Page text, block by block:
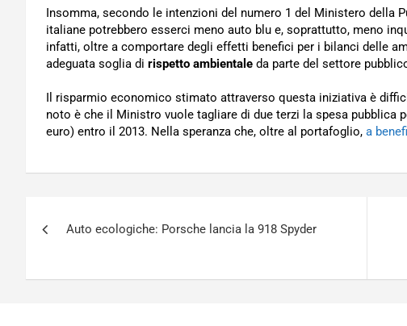
Insomma, secondo le intenzioni del numero 1 del Ministero della
italiane potrebbero esserci meno auto blu e, soprattutto, meno
infatti, oltre a comportare degli effetti benefici per i bilanci delle
adeguata soglia di rispetto ambientale da parte del settore
Il risparmio economico stimato attraverso questa iniziativa è
noto è che il Ministro vuole tagliare di due terzi la spesa pubblica
euro) entro il 2013. Nella speranza che, oltre al portafoglio, a
Auto ecologiche: Porsche lancia la 918 Spyder